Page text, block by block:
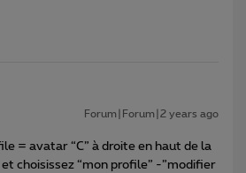
Forum|Forum|2 years ago
= avatar “C” à droite en haut de la
choisissez “mon profile” -”modifier